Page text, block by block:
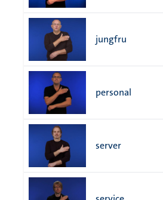
jungfru
personal
server